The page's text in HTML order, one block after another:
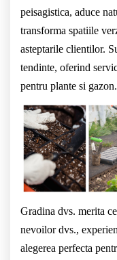
peisagistica, aduce
transforma spatiile
asteptarile clientilor.
tendinte, oferind
pentru plante si gazon.
Gradina dvs. merita
nevoilor dvs.,
alegerea perfecta